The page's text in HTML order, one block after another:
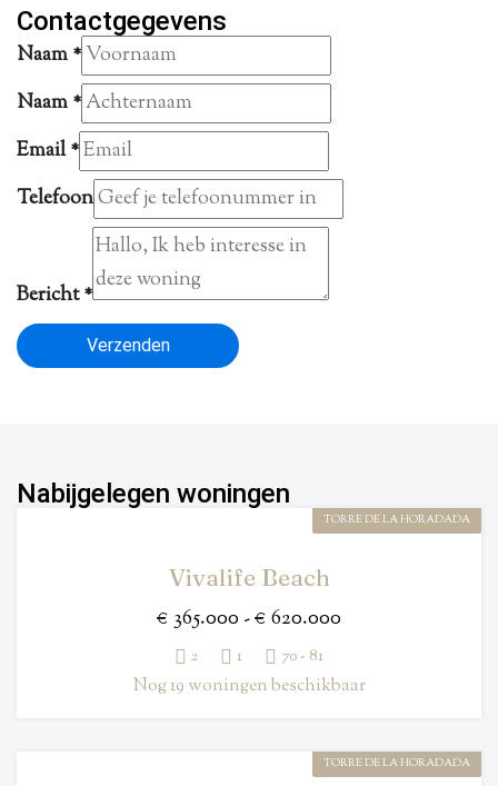
Contactgegevens
Naam*
Naam*
Email*
Telefoon
Bericht*
Verzenden
Nabijgelegen woningen
TORRE DE LA HORADADA
Vivalife Beach
€ 365.000 - € 620.000
2 1 70 - 81
Nog 19 woningen beschikbaar
TORRE DE LA HORADADA